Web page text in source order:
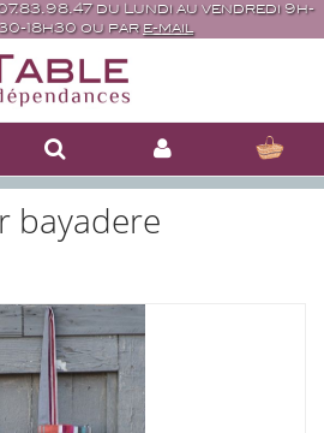
du Lundi au vendredi 9h-
18h30 ou par e-mail
bayadere